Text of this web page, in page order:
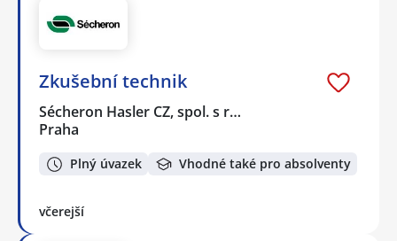
Zkušební technik
Sécheron Hasler CZ, spol. s r…
Praha
Plný úvazek Vhodné také pro absolventy
včerejší